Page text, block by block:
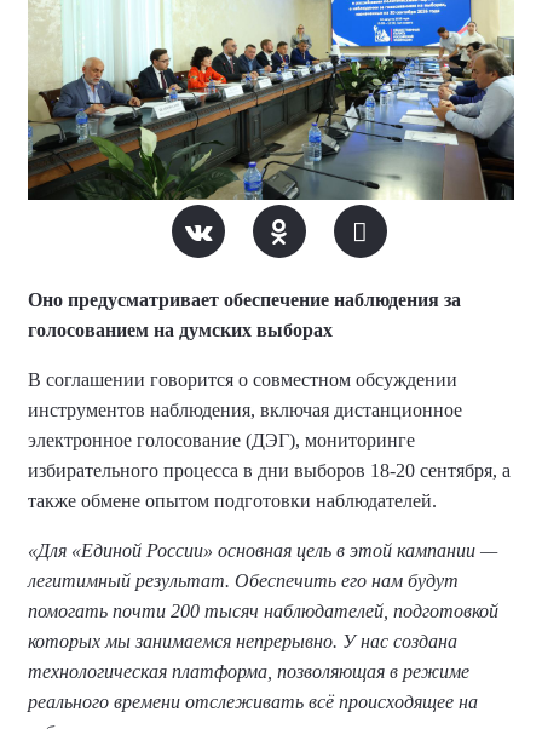
Оно предусматривает обеспечение наблюдения за
голосованием на думских выборах
В соглашении говорится о совместном обсуждении
инструментов наблюдения, включая дистанционное
электронное голосование (ДЭГ), мониторинге
избирательного процесса в дни выборов 18-20 сентября, а
также обмене опытом подготовки наблюдателей.
«Для «Единой России» основная цель в этой кампании —
легитимный результат. Обеспечить его нам будут
помогать почти 200 тысяч наблюдателей, подготовкой
которых мы занимаемся непрерывно. У нас создана
технологическая платформа, позволяющая в режиме
реального времени отслеживать всё происходящее на